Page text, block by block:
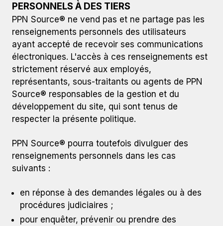
PERSONNELS À DES TIERS
PPN Source® ne vend pas et ne partage pas les
renseignements personnels des utilisateurs
ayant accepté de recevoir ses communications
électroniques. L'accès à ces renseignements est
strictement réservé aux employés,
représentants, sous-traitants ou agents de PPN
Source® responsables de la gestion et du
développement du site, qui sont tenus de
respecter la présente politique.
PPN Source® pourra toutefois divulguer des
renseignements personnels dans les cas
suivants :
en réponse à des demandes légales ou à des
procédures judiciaires ;
pour enquêter, prévenir ou prendre des